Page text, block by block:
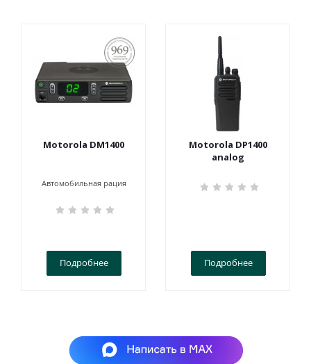
ПОСТАНОВЛЕНИЕ
969
Motorola DM1400
Автомобильная рация
Подробнее
Motorola DP1400
analog
Подробнее